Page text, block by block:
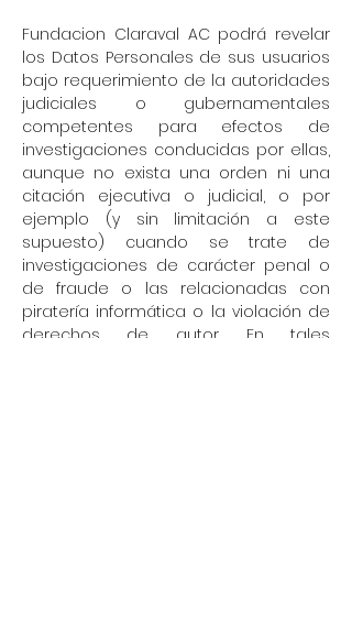
Fundacion Claraval AC podrá revelar
los Datos Personales de sus usuarios
bajo requerimiento de la autoridades
judiciales o gubernamentales
competentes para efectos de
investigaciones conducidas por ellas,
aunque no exista una orden ni una
citación ejecutiva o judicial, o por
ejemplo (y sin limitación a este
supuesto) cuando se trate de
investigaciones de carácter penal o
de fraude o las relacionadas con
piratería informática o la violación de
derechos de autor. En tales